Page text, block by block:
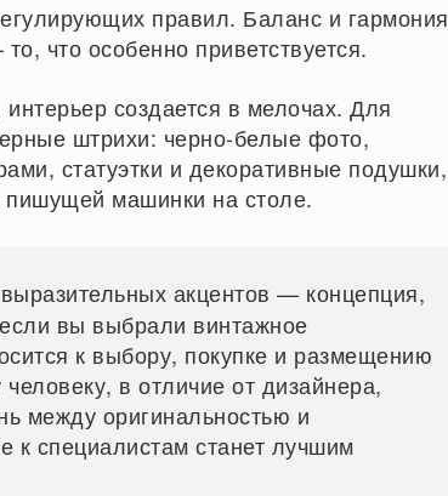
правил. Баланс и гармония
что особенно приветствуется.
создается в мелочах. Для
штрихи: черно-белые фото,
статуэтки и декоративные подушки,
машинки на столе.
акцентов — концепция,
вы выбрали винтажное
к выбору, покупке и размещению
в отличие от дизайнера,
между оригинальностью и
к специалистам станет лучшим